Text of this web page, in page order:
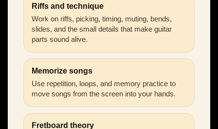
Riffs and technique
Work on riffs, picking, timing, muting, bends,
slides, and the small details that make guitar
parts sound alive.
Memorize songs
Use repetition, loops, and memory practice to
move songs from the screen into your hands.
Fretboard theory